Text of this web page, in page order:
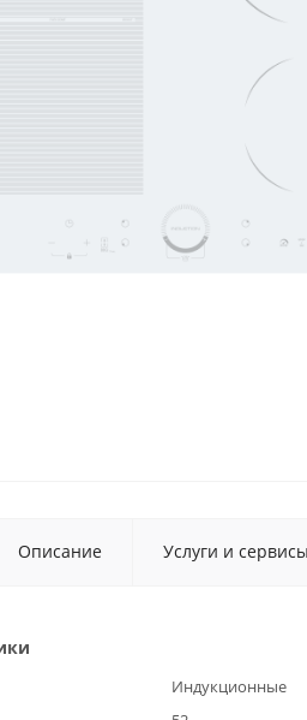
Описание Услуги и сервисы
Индукционные